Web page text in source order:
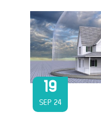
19
SEP 24